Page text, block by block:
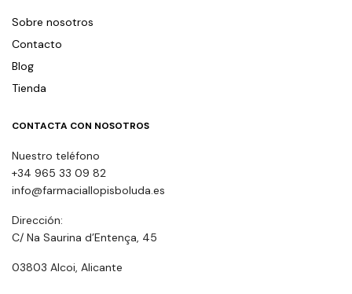
Sobre nosotros
Contacto
Blog
Tienda
CONTACTA CON NOSOTROS
Nuestro teléfono
+34 965 33 09 82
info@farmaciallopisboluda.es
Dirección:
C/ Na Saurina d’Entença, 45
03803 Alcoi, Alicante